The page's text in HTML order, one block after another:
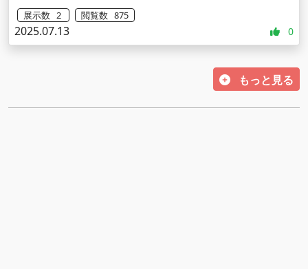
展示数 2 閲覧数 875
2025.07.13 0
もっと見る